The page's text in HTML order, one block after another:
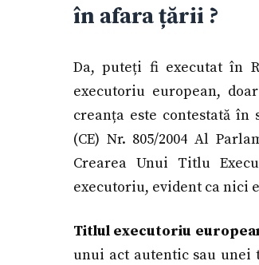
în afara țării ?
Da, puteți fi executat în
executoriu european,
creanța este contestată
(CE) Nr. 805/2004 Al
Crearea Unui Titlu
executoriu, evident ca nici
Titlul executoriu
unui act autentic sau